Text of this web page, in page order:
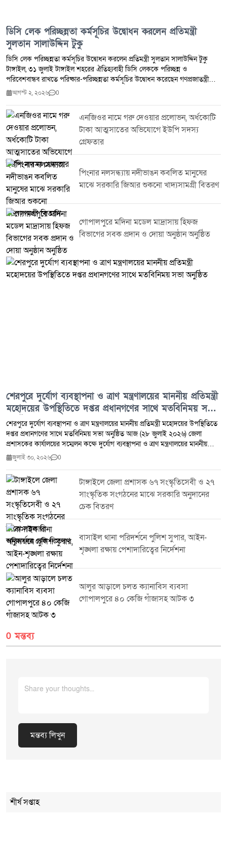
ডিসি লেক পরিচ্ছন্নতা কর্মসূচির উদ্বোধন করলেন প্রতিমন্ত্রী
সুলতান সালাউদ্দিন টুকু
ডিসি লেক পরিচ্ছন্নতা কর্মসূচির উদ্বোধন করলেন প্রতিমন্ত্রী সুলতান সালাউদ্দিন টুকু
টাঙ্গাইল, ৩১ জুলাই টাঙ্গাইল শহরের ঐতিহ্যবাহী ডিসি লেককে পরিচ্ছন্ন ও
পরিবেশবান্ধব রাখতে পরিষ্কার-পরিচ্ছন্নতা কর্মসূচির উদ্বোধন করেছেন গণপ্রজাতন্ত্রী
বাংলাদেশ সরকারের মৎস্য ও প্রাণিসম্পদ প্রতিমন্ত্রী জনাব সুলতান সালাউদ্দিন টুকু,
একটি পরিচ্ছন্ন ও বাসযোগ্য টাঙ্গাইল গড়ে তুলতে সরকারি উদ্যোগের পাশাপাশি
সর্বস্তরের জনগণের স্বতঃস্ফূর্ত অংশগ্রহণ প্রয়োজন। পরিবেশ সংরক্ষণ এবং
জনসচেতনতা বৃদ্ধির মাধ্যমে টাঙ্গাইলকে একটি সবুজ, সুন্দর ও পরিচ্ছন্ন জেলায় পরিণত
করা সম্ভব বলে তিনি আশাবাদ ব্যক্ত করেন।এ সময় তিনি ডিসি লেকের সৌন্দর্য ও
পরিবেশগত ভারসাম্য রক্ষায় নিয়মিত পরিচ্ছন্নতা কার্যক্রম পরিচালনার ওপর গুরুত্বারোপ
করেন এবং এ ধরনের উদ্যোগে সবাইকে সম্পৃক্ত হওয়ার আহ্বান জানান।কর্মসূচিতে
জেলা প্রশাসনের ঊর্ধ্বতন কর্মকর্তা বিভিন্ন সরকারি দপ্তরের প্রতিনিধি স্বেচ্ছাসেবী
সংগঠনের সদস্যসহ বিভিন্ন শ্রেণি-পেশার মানুষ অংশ নেন।
আগস্ট ২, ২০২৬ 0
এনজিওর নামে গরু দেওয়ার প্রলোভন, অর্ধকোটি
টাকা আত্মসাতের অভিযোগে ইউপি সদস্য
গ্রেফতার
পিংনার নলসন্ধ্যায় নদীভাঙন কবলিত মানুষের
মাঝে সরকারি জিআর শুকনো খাদ্যসামগ্রী বিতরণ
গোপালপুরে মদিনা মডেল মাদ্রাসায় হিফজ
বিভাগের সবক প্রদান ও দোয়া অনুষ্ঠান অনুষ্ঠিত
শেরপুরে দুর্যোগ ব্যবস্থাপনা ও ত্রাণ মন্ত্রণালয়ের মাননীয় প্রতিমন্ত্রী
মহোদয়ের উপস্থিতিতে দপ্তর প্রধানগণের সাথে মতবিনিময় সভা
অনুষ্ঠিত
শেরপুরে দুর্যোগ ব্যবস্থাপনা ও ত্রাণ মন্ত্রণালয়ের মাননীয় প্রতিমন্ত্রী মহোদয়ের উপস্থিতিতে
দপ্তর প্রধানগণের সাথে মতবিনিময় সভা অনুষ্ঠিত আজ (২৮ জুলাই ২০২৬) জেলা
প্রশাসকের কার্যালয়ের সম্মেলন কক্ষে দুর্যোগ ব্যবস্থাপনা ও ত্রাণ মন্ত্রণালয়ের মাননীয়
প্রতিমন্ত্রী জনাব এম. ইকবাল হোসেইন এমপি মহোদয়ের সাথে জেলার সকল দপ্তর
প্রধানগণের মতবিনিময় সভা অনুষ্ঠিত হয়। উক্ত সভায় সভাপতিত্ব করেন শেরপুর জেলার
জেলা প্রশাসক ও বিজ্ঞ জেলা ম্যাজিস্ট্রেট মিজ্ ফরিদা ইয়াসমিন। বিশেষ অতিথি হিসেবে
উপস্থিত ছিলেন জনাব মোঃ মাহমুদুল হক রুবেল মাননীয় সংসদ সদস্য (
শেরপুর-৩),মিজ্ সানসিলা জেবরিন মাননীয় সংসদ সদস্য ( সংরক্ষিত মহিলা আসন-১৫)।
এছাড়া অন্যান্য অতিথিদের মধ্যে উপস্থিত ছিলেন জনাব এবিএম মামুনুর রশীদ
পলাশ,প্রশাসক জেলা পরিষদ শেরপুর, জনাব দীপংকর রায় প্রধান নির্বাহী কর্মকর্তা, জেলা
পরিষদ শেরপুর, মিজ নাসরিন আক্তার অতিরিক্ত পুলিশ সুপার,শেরপুর সদর সার্কেল,
মিজ আরিফা সিদ্দিকা উপপরিচালক, স্থানীয় সরকার শেরপুর জনাব মোঃ শাকিল আহমেদ
অতিরিক্ত জেলা প্রশাসক (সার্বিক),শেরপুর এবং বিভিন্ন দপ্তরের দপ্তর প্রধানগন।সভায়
জেলার সাম্প্রতিক দুর্যোগ মোকাবেলা ত্রাণ বিতরণ কার্যক্রমের গতিশীলতা বৃদ্ধি এবং
বিভিন্ন সরকারী দপ্তরের সেবা কার্যক্রম সমন্বয়ের মাধ্যমে সাধারণ মানুষের দোরগোড়ায়
পৌঁছে দেওয়ার বিষয়ে বিস্তারিত আলোচনা হয়। মাননীয় প্রতিমন্ত্রী মহোদয় উপস্থিত দপ্তর
প্রধানগণকে সরকারের উন্নয়ন লক্ষ্যমাত্রা অর্জনে নিষ্ঠার সাথে কাজ করার দিকনির্দেশনা
প্রদান করেন।প্রচারে: মিডিয়া সেল, জেলা প্রশাসকের কার্যালয়, শেরপুর।
জুলাই ৩০, ২০২৬ 0
টাঙ্গাইলে জেলা প্রশাসক ৬৭ সংস্কৃতিসেবী ও ২৭
সাংস্কৃতিক সংগঠনের মাঝে সরকারি অনুদানের
চেক বিতরণ
বাসাইল থানা পরিদর্শনে পুলিশ সুপার, আইন-
শৃঙ্খলা রক্ষায় পেশাদারিত্বের নির্দেশনা
আলুর আড়ালে চলত ক্যানাবিস ব্যবসা
গোপালপুরে ৪০ কেজি গাঁজাসহ আটক ৩
0 মন্তব্য
মন্তব্য লিখুন
শীর্ষ সপ্তাহ